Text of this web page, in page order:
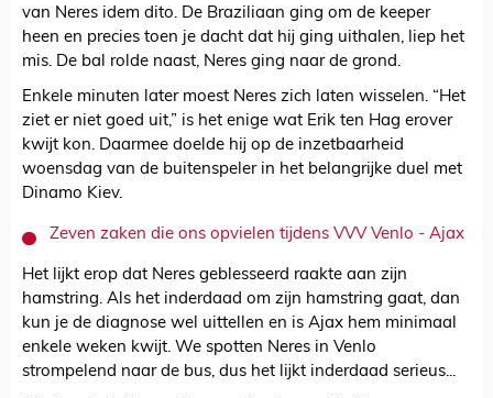
van Neres idem dito. De Braziliaan ging om de keeper
heen en precies toen je dacht dat hij ging uithalen, liep het
mis. De bal rolde naast, Neres ging naar de grond.
Enkele minuten later moest Neres zich laten wisselen. “Het
ziet er niet goed uit,” is het enige wat Erik ten Hag erover
kwijt kon. Daarmee doelde hij op de inzetbaarheid
woensdag van de buitenspeler in het belangrijke duel met
Dinamo Kiev.
Zeven zaken die ons opvielen tijdens VVV Venlo - Ajax
Het lijkt erop dat Neres geblesseerd raakte aan zijn
hamstring. Als het inderdaad om zijn hamstring gaat, dan
kun je de diagnose wel uittellen en is Ajax hem minimaal
enkele weken kwijt. We spotten Neres in Venlo
strompelend naar de bus, dus het lijkt inderdaad serieus...